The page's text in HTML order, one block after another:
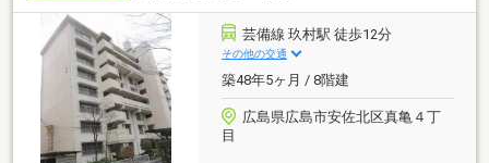
芸備線 玖村駅 徒歩12分
その他の交通
築48年5ヶ月 / 8階建
広島県広島市安佐北区真亀４丁
目